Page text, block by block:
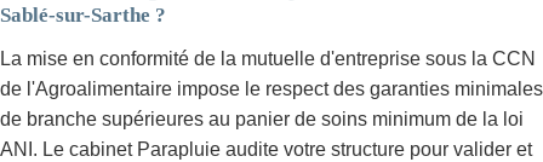
Sablé-sur-Sarthe ?
La mise en conformité de la mutuelle d'entreprise sous la CCN
de l'Agroalimentaire impose le respect des garanties minimales
de branche supérieures au panier de soins minimum de la loi
ANI. Le cabinet Parapluie audite votre structure pour valider et